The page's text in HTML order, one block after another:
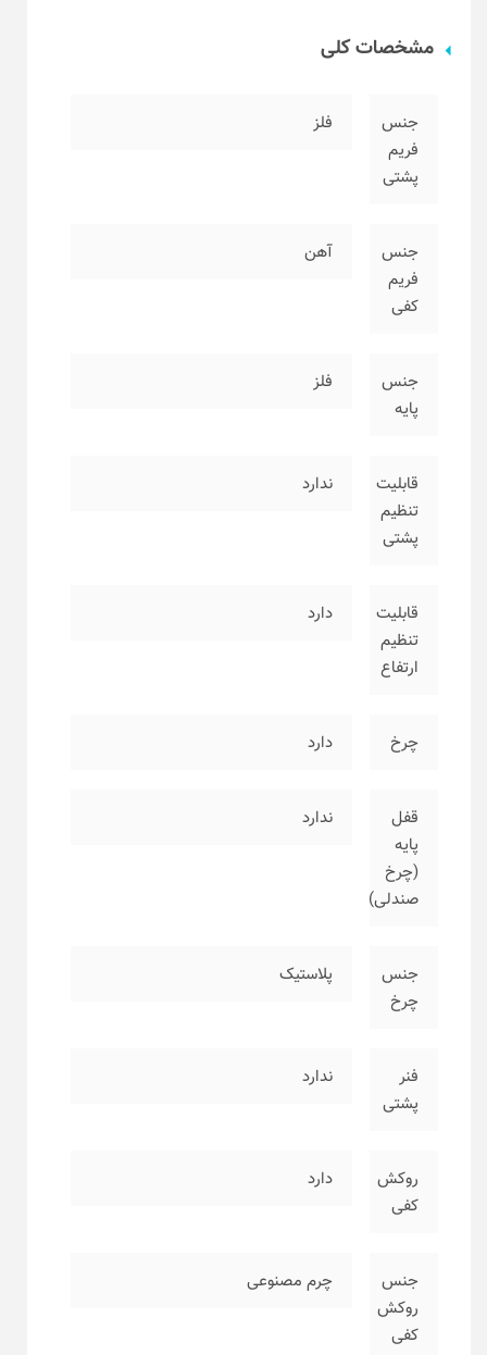
مشخصات کلی
جنس
فریم
پشتی
فلز
جنس
فریم
کفی
آهن
جنس
پایه
فلز
قابلیت
تنظیم
پشتی
ندارد
قابلیت
تنظیم
ارتفاع
دارد
چرخ دارد
قفل
پایه
(چرخ
صندلی)
ندارد
جنس
چرخ
پلاستیک
فنر
پشتی
ندارد
روکش
کفی
دارد
جنس
روکش
کفی
چرم مصنوعی